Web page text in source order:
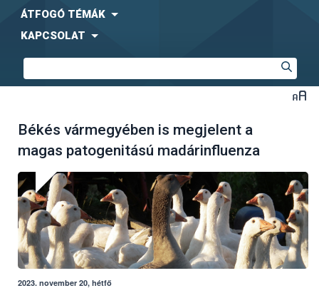
ÁTFOGÓ TÉMÁK
KAPCSOLAT
Békés vármegyében is megjelent a
magas patogenitású madárinfluenza
2023. november 20, hétfő